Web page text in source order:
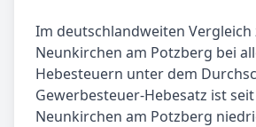
Im deutschlandweiten Vergleich
Neunkirchen am Potzberg bei
Hebesteuern unter dem
Gewerbesteuer-Hebesatz ist
Neunkirchen am Potzberg